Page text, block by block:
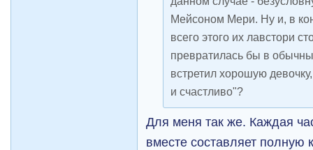
Мейсоном Мери. Ну и, в
всего этого их лавстори
превратилась бы в
встретил хорошую
и счастливо"?
Для меня так же. Каждая
вместе составляет